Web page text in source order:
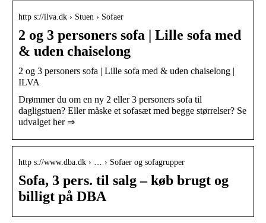
http s://ilva.dk › Stuen › Sofaer
2 og 3 personers sofa | Lille sofa med
& uden chaiselong
2 og 3 personers sofa | Lille sofa med & uden chaiselong |
ILVA
Drømmer du om en ny 2 eller 3 personers sofa til
dagligstuen? Eller måske et sofasæt med begge størrelser? Se
udvalget her ⇒
http s://www.dba.dk › … › Sofaer og sofagrupper
Sofa, 3 pers. til salg – køb brugt og
billigt på DBA